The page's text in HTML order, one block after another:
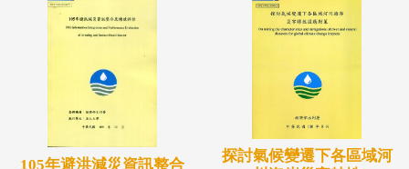
立統整公眾意見，機關執行專業培力，落實示範成效
與經驗深耕。
二、沿海地層下陷區國土復育工程
台灣地區因經濟發展，各產業用水需求量增加，在地
面水供應不足，以及地下水使用成本低之情況下，使
105年避洪減災資訊整合
探討氣候變遷下各區域河